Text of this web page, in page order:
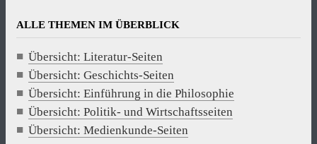
ALLE THEMEN IM ÜBERBLICK
Übersicht: Literatur-Seiten
Übersicht: Geschichts-Seiten
Übersicht: Einführung in die Philosophie
Übersicht: Politik- und Wirtschaftsseiten
Übersicht: Medienkunde-Seiten